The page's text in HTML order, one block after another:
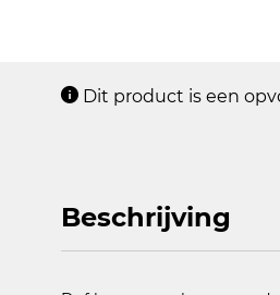
Dit product is een
Beschrijving